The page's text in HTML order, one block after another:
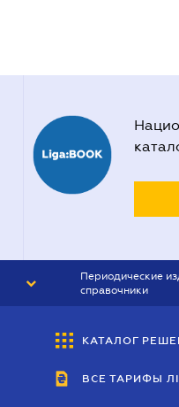
Периодические
справочники
ВЕСТНИК МСФО
КАТАЛОГ
ВСЕ ТАРИФЫ